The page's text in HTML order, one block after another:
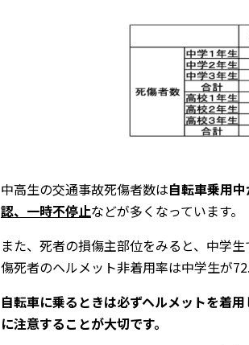
中高生の交通事故死傷者数は自転車乗用
認、一時不停止などが多くなっています。
また、死者の損傷主部位をみると、中学
傷死者のヘルメット非着用率は中学生が
自転車に乗るときは必ずヘルメットを着
に注意することが大切です。